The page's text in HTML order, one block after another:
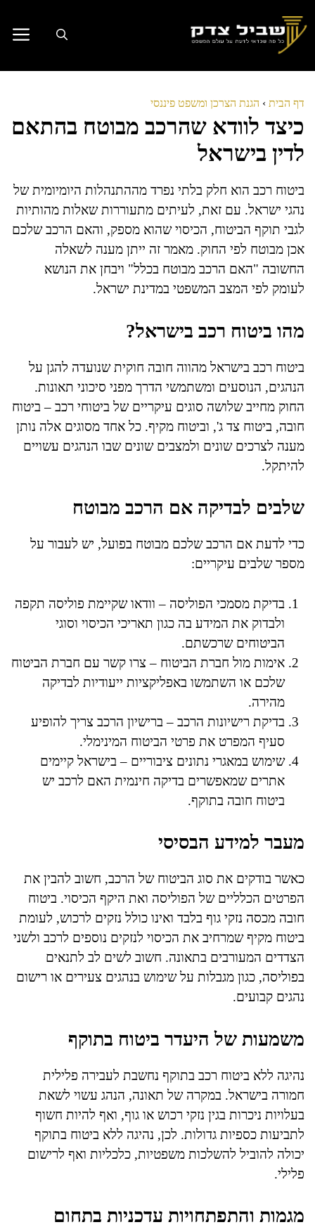
לתוכן
דף הבית › הגנת הצרכן ומשפט פיננסי
כיצד לוודא שהרכב מבוטח בהתאם
לדין בישראל
ביטוח רכב הוא חלק בלתי נפרד מההתנהלות היומיומית של
נהגי ישראל. עם זאת, לעיתים מתעוררות שאלות מהותיות
לגבי תוקף הביטוח, הכיסוי שהוא מספק, והאם הרכב שלכם
אכן מבוטח לפי החוק. מאמר זה ייתן מענה לשאלה
החשובה "האם הרכב מבוטח בכלל" ויבחן את הנושא
לעומק לפי המצב המשפטי במדינת ישראל.
מהו ביטוח רכב בישראל?
ביטוח רכב בישראל מהווה חובה חוקית שנועדה להגן על
הנהגים, הנוסעים ומשתמשי הדרך מפני סיכוני תאונות.
החוק מחייב שלושה סוגים עיקריים של ביטוחי רכב – ביטוח
חובה, ביטוח צד ג', וביטוח מקיף. כל אחד מסוגים אלה נותן
מענה לצרכים שונים ולמצבים שונים שבו הנהגים עשויים
להיתקל.
שלבים לבדיקה אם הרכב מבוטח
כדי לדעת אם הרכב שלכם מבוטח בפועל, יש לעבור על
מספר שלבים עיקריים:
בדיקת מסמכי הפוליסה – וודאו שקיימת פוליסה תקפה
ולבדוק את המידע בה כגון תאריכי הכיסוי וסוגי
הביטוחים שרכשתם.
אימות מול חברת הביטוח – צרו קשר עם חברת הביטוח
שלכם או השתמשו באפליקציות ייעודיות לבדיקה
מהירה.
בדיקת רישיונות הרכב – ברישיון הרכב צריך להופיע
סעיף המפרט את פרטי הביטוח המינימלי.
שימוש במאגרי נתונים ציבוריים – בישראל קיימים
אתרים שמאפשרים בדיקה חינמית האם לרכב יש
ביטוח חובה בתוקף.
מעבר למידע הבסיסי
כאשר בודקים את סוג הביטוח של הרכב, חשוב להבין את
הפרטים הכלליים של הפוליסה ואת היקף הכיסוי. ביטוח
חובה מכסה נזקי גוף בלבד ואינו כולל נזקים לרכוש, לעומת
ביטוח מקיף שמרחיב את הכיסוי לנזקים נוספים לרכב ולשני
הצדדים המעורבים בתאונה. חשוב לשים לב לתנאים
בפוליסה, כגון מגבלות על שימוש בנהגים צעירים או רישום
נהגים קבועים.
משמעות של היעדר ביטוח בתוקף
נהיגה ללא ביטוח רכב בתוקף נחשבת לעבירה פלילית
חמורה בישראל. במקרה של תאונה, הנהג עשוי לשאת
בעלויות ניכרות בגין נזקי רכוש או גוף, ואף להיות חשוף
לתביעות כספיות גדולות. לכן, נהיגה ללא ביטוח בתוקף
יכולה להוביל להשלכות משפטיות, כלכליות ואף לרישום
פלילי.
מגמות והתפתחויות עדכניות בתחום